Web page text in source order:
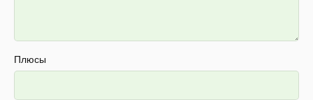
Плюсы